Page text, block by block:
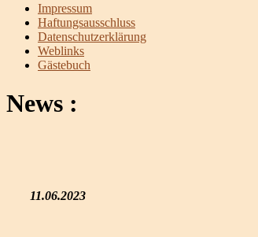
Impressum
Haftungsausschluss
Datenschutzerklärung
Weblinks
Gästebuch
News :
11.06.2023